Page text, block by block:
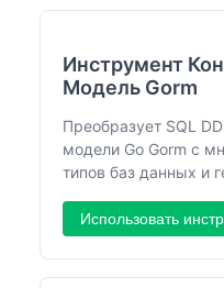
Инструмент
Модель Gorm
Преобразует SQL
модели Go Gorm с
типов баз данных и
Использовать